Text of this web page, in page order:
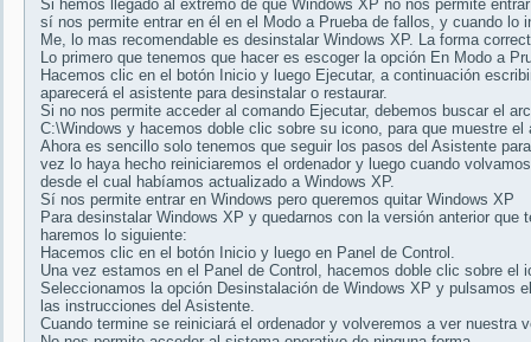
Si hemos llegado al extremo de que Windows XP no nos permite
sí nos permite entrar en él en el Modo a Prueba de fallos, y cuando lo
Me, lo mas recomendable es desinstalar Windows XP. La forma
Lo primero que tenemos que hacer es escoger la opción En Modo a
Hacemos clic en el botón Inicio y luego Ejecutar, a continuación
aparecerá el asistente para desinstalar o restaurar.
Si no nos permite acceder al comando Ejecutar, debemos buscar el
C:\Windows y hacemos doble clic sobre su icono, para que muestre el
Ahora es sencillo solo tenemos que seguir los pasos del Asistente
vez lo haya hecho reiniciaremos el ordenador y luego cuando
desde el cual habíamos actualizado a Windows XP.
Sí nos permite entrar en Windows pero queremos quitar Windows XP
Para desinstalar Windows XP y quedarnos con la versión anterior
haremos lo siguiente:
Hacemos clic en el botón Inicio y luego en Panel de Control.
Una vez estamos en el Panel de Control, hacemos doble clic sobre el
Seleccionamos la opción Desinstalación de Windows XP y pulsamos
las instrucciones del Asistente.
Cuando termine se reiniciará el ordenador y volveremos a ver nuestra